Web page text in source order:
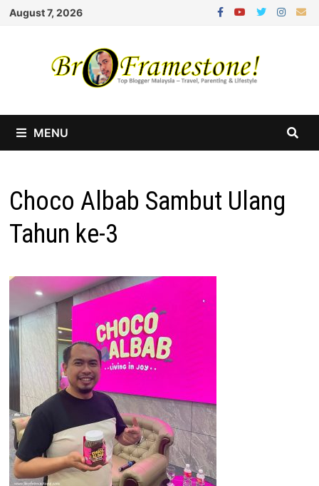
Skip
August 7, 2026
MENU
Choco Albab Sambut Ulang
Tahun ke-3